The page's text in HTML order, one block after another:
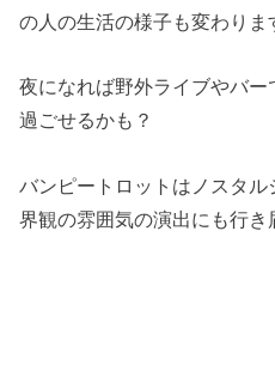
の人の生活の様子も変わりま
夜になれば野外ライブやバ
過ごせるかも？
バンピートロットはノスタ
界観の雰囲気の演出にも行き